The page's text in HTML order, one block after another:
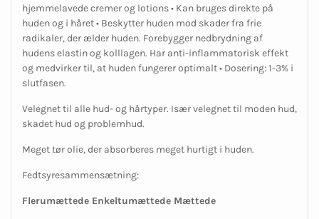
hjemmelavede cremer og lotions • Kan bruges direkte på
huden og i håret • Beskytter huden mod skader fra frie
radikaler, der ælder huden. Forebygger nedbrydning af
hudens elastin og kolllagen. Har anti-inflammatorisk effekt
og medvirker til, at huden fungerer optimalt • Dosering: 1-3% i
slutfasen.
Velegnet til alle hud- og hårtyper. Især velegnet til moden hud,
skadet hud og problemhud.
Meget tør olie, der absorberes meget hurtigt i huden.
Fedtsyresammensætning:
Flerumættede Enkeltumættede Mættede